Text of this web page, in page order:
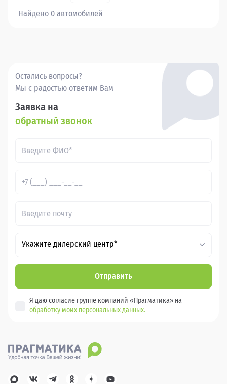
Найдено 0 автомобилей
Остались вопросы?
Мы с радостью ответим Вам
Заявка на
обратный звонок
Укажите дилерский центр*
Отправить
Я даю согласие группе компаний «Прагматика» на
обработку моих персональных данных.